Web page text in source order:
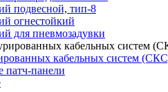
подвесной, тип-8
огнестойкий
для пневмозадувки
кабельных систем
панели